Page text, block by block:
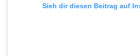
Sieh dir diesen Beitrag auf